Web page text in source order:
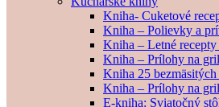
Kniha- Cuketové
Kniha – Polievky a
Kniha – Letné
Kniha – Prílohy na
Kniha 25
Kniha – Prílohy na
E-kniha: Sviatočný